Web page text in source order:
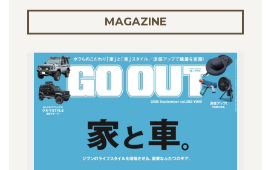
MAGAZINE